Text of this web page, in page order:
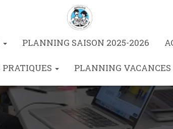
PLANNING SAISON 2025-2026
PLANNING